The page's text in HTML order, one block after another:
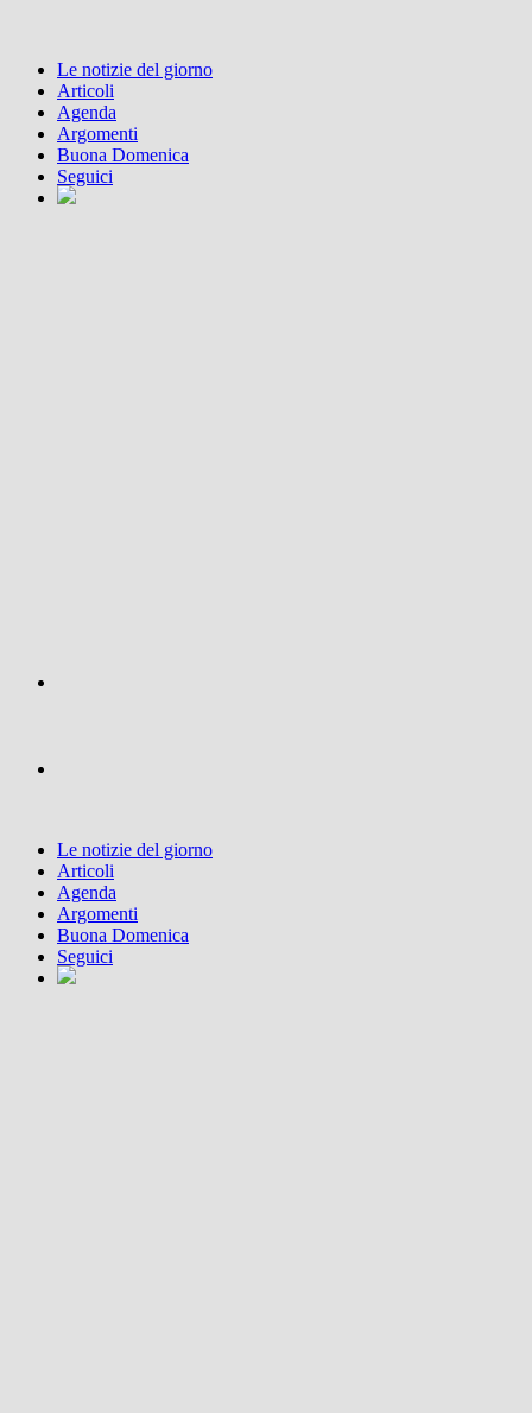
Le notizie del giorno
Articoli
Agenda
Argomenti
Buona Domenica
Seguici
Le notizie del giorno
Articoli
Agenda
Argomenti
Buona Domenica
Seguici